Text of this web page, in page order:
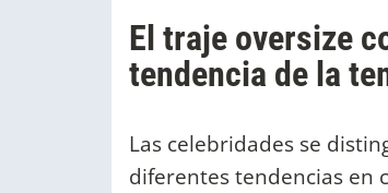
El traje oversize
tendencia de la
Las celebridades se
diferentes tendencias en